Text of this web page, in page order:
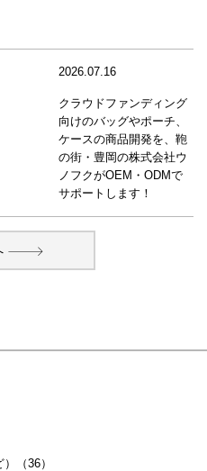
2026.07.16
クラウドファンディング
向けのバッグやポーチ、
ケースの商品開発を、鞄
の街・豊岡の株式会社ウ
ノフクがOEM・ODMで
サポートします！
（36）